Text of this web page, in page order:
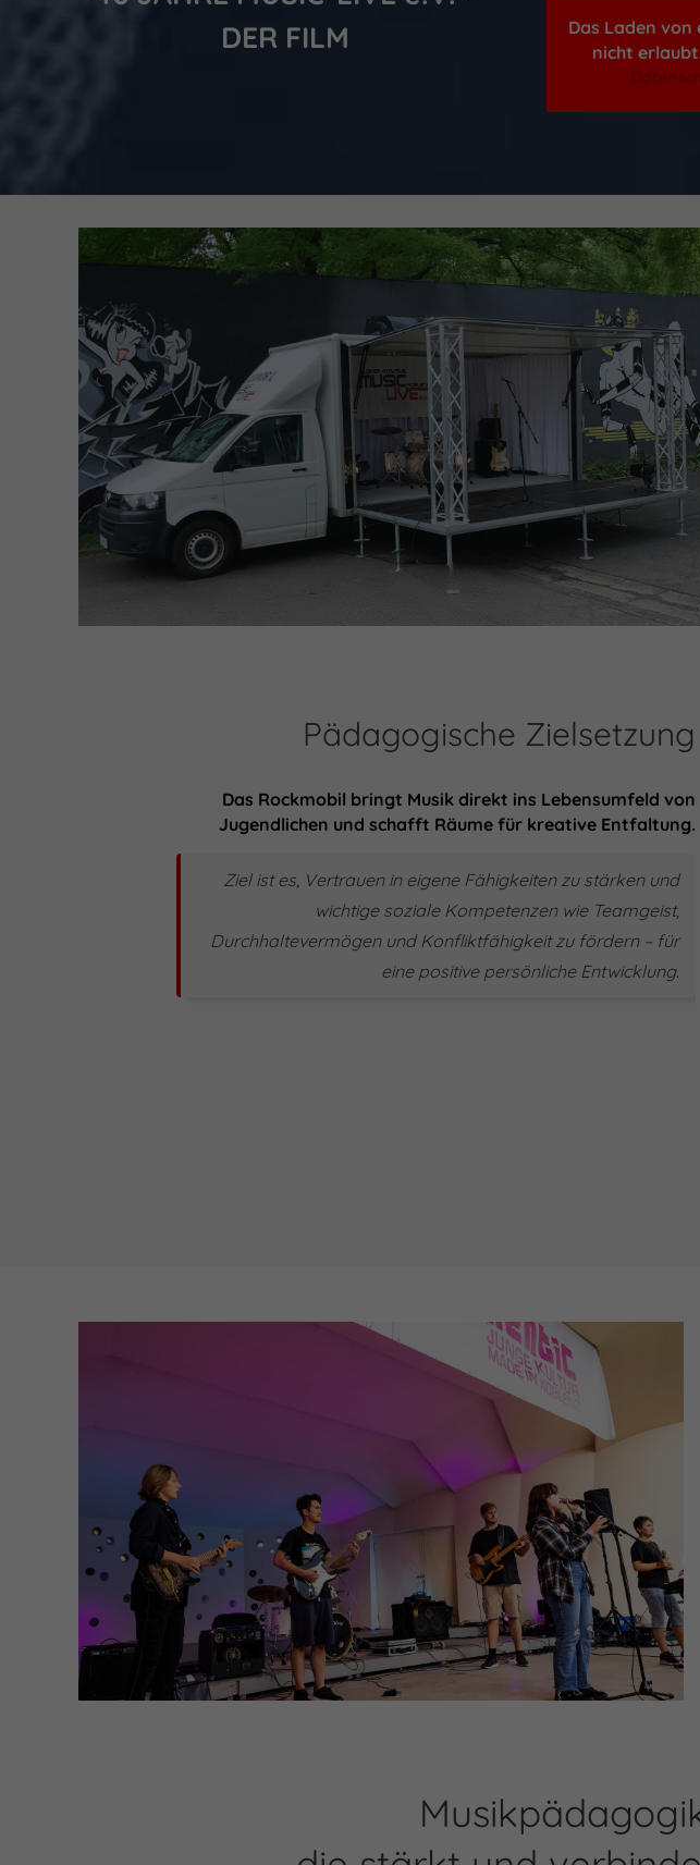
DER FILM
Das Laden von
nicht
Pädagogische Zielsetzung
Das Rockmobil bringt Musik direkt ins Lebensumfeld von
Jugendlichen und schafft Räume für kreative Entfaltung.
Ziel ist es, Vertrauen in eigene Fähigkeiten zu stärken und
wichtige soziale Kompetenzen wie Teamgeist,
Durchhaltevermögen und Konfliktfähigkeit zu fördern – für
eine positive persönliche Entwicklung.